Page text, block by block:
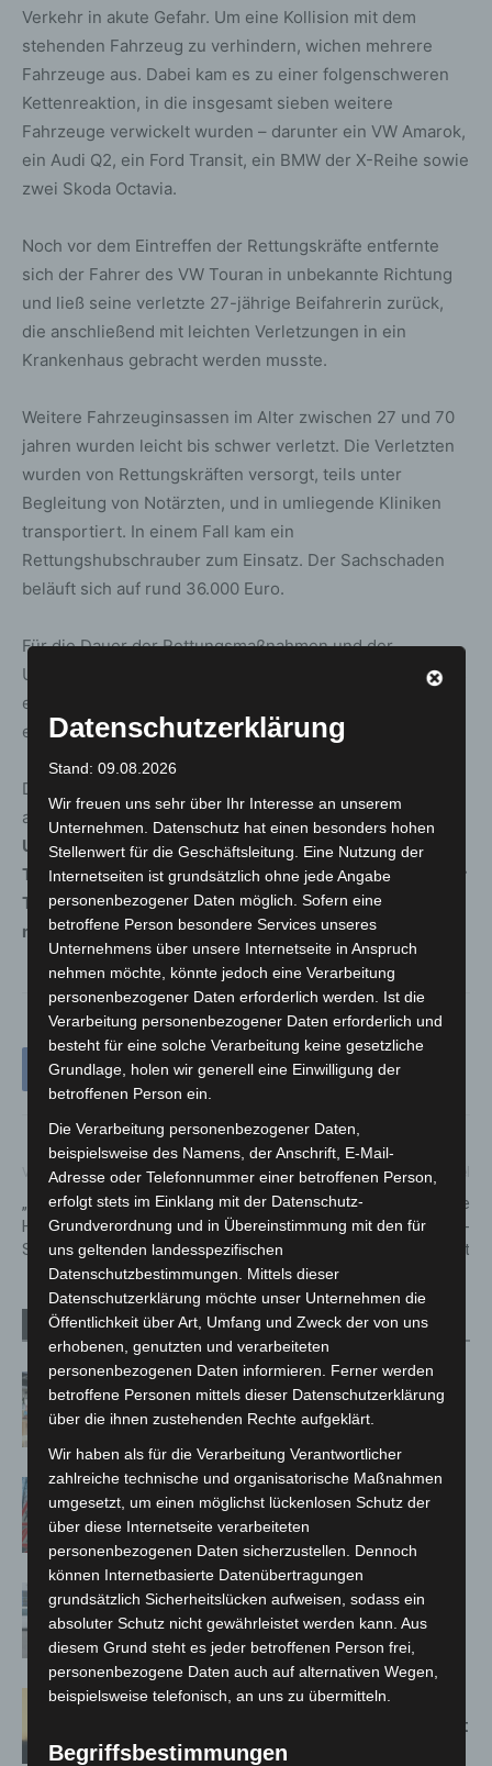
Verkehr in akute Gefahr. Um eine Kollision mit dem
stehenden Fahrzeug zu verhindern, wichen mehrere
Fahrzeuge aus. Dabei kam es zu einer folgenschweren
Kettenreaktion, in die insgesamt sieben weitere
Fahrzeuge verwickelt wurden – darunter ein VW Amarok,
ein Audi Q2, ein Ford Transit, ein BMW der X-Reihe sowie
zwei Skoda Octavia.
Noch vor dem Eintreffen der Rettungskräfte entfernte
sich der Fahrer des VW Touran in unbekannte Richtung
und ließ seine verletzte 27-jährige Beifahrerin zurück,
die anschließend mit leichten Verletzungen in ein
Krankenhaus gebracht werden musste.
Weitere Fahrzeuginsassen im Alter zwischen 27 und 70
jahren wurden leicht bis schwer verletzt. Die Verletzten
wurden von Rettungskräften versorgt, teils unter
Begleitung von Notärzten, und in umliegende Kliniken
transportiert. In einem Fall kam ein
Rettungshubschrauber zum Einsatz. Der Sachschaden
beläuft sich auf rund 36.000 Euro.
Für die Dauer der Rettungsmaßnahmen und der
Unfallaufnahme musste die A2 in Fahrtrichtung Berlin bis
etwa 20:00 Uhr voll gesperrt werden. Es kam zu
erheblichen Verkehrsbehinderungen.
Der Verkehrsunfalldienst Hannover hat die Ermittlungen
aufgenommen.
Zeugen, die Angaben zum
Unfallhergang oder zum flüchtigen Fahrer des VW
Touran machen können, werden gebeten, sich unter der
Telefonnummer 0511 109-1888 bei der Polizei zu
melden.
Vorheriger Artikel
„Langenhagen für die
Hosentasche“ startet ab 1.
September
Nächster Artikel
Neun neue Ehrenamtliche
verstärken Johanniter-
Hospizdienst
Verwandte Artikel Mehr vom Autor
Kunst trifft Weingenuss: Barbara-
Susann Mehring zeigt ihre Werke im
Jacques’ Wein-Depot Isernhagen
A2: Zweite Turbobaustelle startet
zwischen Hannover-West und
Bothfeld
Niedersachsen: Feuerwehrkräfte
kehren nach Waldbrandeinsatz aus
Spanien zurück
Hannover: Erste Tigermücken-
Population in Niedersachsen entdeckt
Datenschutzerklärung
Stand: 09.08.2026
Wir freuen uns sehr über Ihr Interesse an unserem
Unternehmen. Datenschutz hat einen besonders hohen
Stellenwert für die Geschäftsleitung. Eine Nutzung der
Internetseiten ist grundsätzlich ohne jede Angabe
personenbezogener Daten möglich. Sofern eine
betroffene Person besondere Services unseres
Unternehmens über unsere Internetseite in Anspruch
nehmen möchte, könnte jedoch eine Verarbeitung
personenbezogener Daten erforderlich werden. Ist die
Verarbeitung personenbezogener Daten erforderlich und
besteht für eine solche Verarbeitung keine gesetzliche
Grundlage, holen wir generell eine Einwilligung der
betroffenen Person ein.
Die Verarbeitung personenbezogener Daten,
beispielsweise des Namens, der Anschrift, E-Mail-
Adresse oder Telefonnummer einer betroffenen Person,
erfolgt stets im Einklang mit der Datenschutz-
Grundverordnung und in Übereinstimmung mit den für
uns geltenden landesspezifischen
Datenschutzbestimmungen. Mittels dieser
Datenschutzerklärung möchte unser Unternehmen die
Öffentlichkeit über Art, Umfang und Zweck der von uns
erhobenen, genutzten und verarbeiteten
personenbezogenen Daten informieren. Ferner werden
betroffene Personen mittels dieser Datenschutzerklärung
über die ihnen zustehenden Rechte aufgeklärt.
Wir haben als für die Verarbeitung Verantwortlicher
zahlreiche technische und organisatorische Maßnahmen
umgesetzt, um einen möglichst lückenlosen Schutz der
über diese Internetseite verarbeiteten
personenbezogenen Daten sicherzustellen. Dennoch
können Internetbasierte Datenübertragungen
grundsätzlich Sicherheitslücken aufweisen, sodass ein
absoluter Schutz nicht gewährleistet werden kann. Aus
diesem Grund steht es jeder betroffenen Person frei,
personenbezogene Daten auch auf alternativen Wegen,
beispielsweise telefonisch, an uns zu übermitteln.
Begriffsbestimmungen